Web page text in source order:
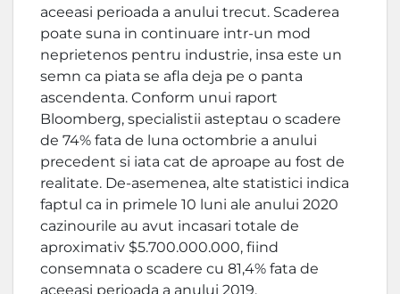
aceeasi perioada a anului trecut. Scaderea
poate suna in continuare intr-un mod
neprietenos pentru industrie, insa este un
semn ca piata se afla deja pe o panta
ascendenta. Conform unui raport
Bloomberg, specialistii asteptau o scadere
de 74% fata de luna octombrie a anului
precedent si iata cat de aproape au fost de
realitate. De-asemenea, alte statistici indica
faptul ca in primele 10 luni ale anului 2020
cazinourile au avut incasari totale de
aproximativ $5.700.000.000, fiind
consemnata o scadere cu 81,4% fata de
aceeasi perioada a anului 2019.